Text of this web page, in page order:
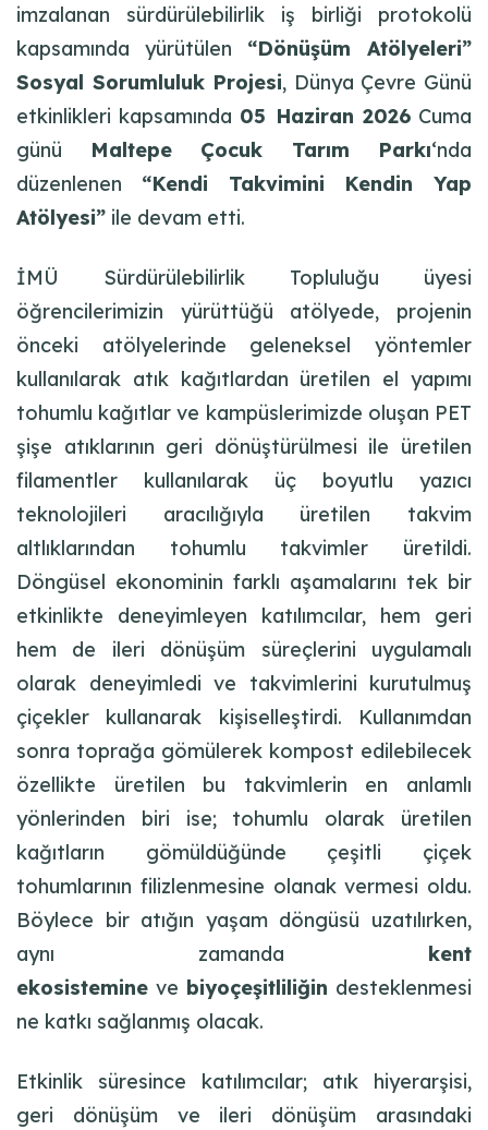
imzalanan sürdürülebilirlik iş birliği protokolü
kapsamında yürütülen “Dönüşüm Atölyeleri”
Sosyal Sorumluluk Projesi, Dünya Çevre Günü
etkinlikleri kapsamında 05 Haziran 2026Cuma
günü
Maltepe Çocuk Tarım Parkı‘nda
düzenlenen “Kendi Takvimini Kendin Yap
Atölyesi” ile devam etti.
İMÜ Sürdürülebilirlik Topluluğu üyesi
öğrencilerimizin yürüttüğü atölyede, projenin
önceki atölyelerinde geleneksel yöntemler
kullanılarak atık kağıtlardan üretilen el yapımı
tohumlu kağıtlar ve kampüslerimizde oluşan PET
şişe atıklarının geri dönüştürülmesi ile üretilen
filamentler kullanılarak üç boyutlu yazıcı
teknolojileri aracılığıyla üretilen takvim
altlıklarından tohumlu takvimler üretildi.
Döngüsel ekonominin farklı aşamalarını tek bir
etkinlikte deneyimleyen katılımcılar, hem geri
hem de ileri dönüşüm süreçlerini uygulamalı
olarak deneyimledi ve takvimlerini kurutulmuş
çiçekler kullanarak kişiselleştirdi. Kullanımdan
sonra toprağa gömülerek kompost edilebilecek
özellikte üretilen bu takvimlerin en anlamlı
yönlerinden biri ise; tohumlu olarak üretilen
kağıtların gömüldüğünde çeşitli çiçek
tohumlarının filizlenmesine olanak vermesi oldu.
Böylece bir atığın yaşam döngüsü uzatılırken,
aynı zamanda kent
ekosistemine ve biyoçeşitliliğin desteklenmesi
ne katkı sağlanmış olacak.
Etkinlik süresince katılımcılar; atık hiyerarşisi,
geri dönüşüm ve ileri dönüşüm arasındaki